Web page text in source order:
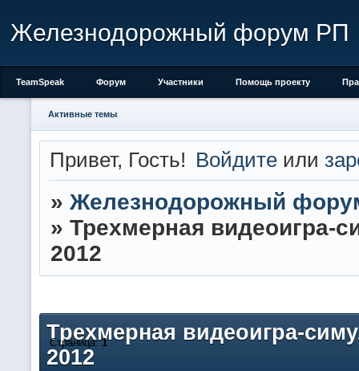
Железнодорожный форум РП
TeamSpeak Форум Участники Помощь проекту
Активные темы
Привет, Гость! Войдите или
» Железнодорожный
» Трехмерная видеоигра-
2012
Трехмерная видеоигра-
2012
Страница:1